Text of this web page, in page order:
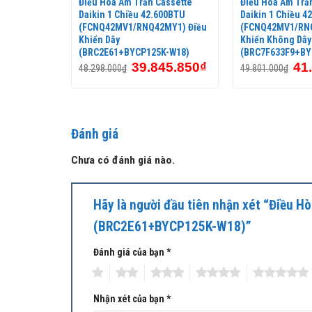
Daikin 1 Chiều 42.600BTU
(FCNQ42MV1/RNQ42MY1) Điều
Khiển Dây
(BRC2E61+BYCP125K-W18)
48.298.000₫ 39.845.850₫
Daikin 1 Chiều
(FCNQ42MV1/
Khiển Không Dây
49.801.000₫
Đánh giá
Chưa có đánh giá nào.
Hãy là người đầu tiên nhận xét “Điều
(BRC2E61+BYCP125K-W18)”
Đánh giá của bạn *
Nhận xét của bạn *